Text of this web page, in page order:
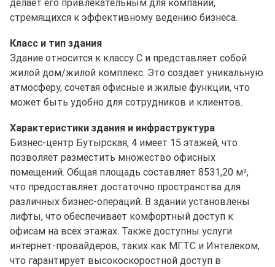
стремящихся к эффективному ведению бизнеса.
Класс и тип здания
Здание относится к классу C и представляет собой
жилой дом/жилой комплекс. Это создает уникальную
атмосферу, сочетая офисные и жилые функции, что
может быть удобно для сотрудников и клиентов.
Характеристики здания и инфраструктура
Бизнес-центр Бутырская, 4 имеет 15 этажей, что
позволяет разместить множество офисных
помещений. Общая площадь составляет 8531,20 м²,
что предоставляет достаточно пространства для
различных бизнес-операций. В здании установлены
лифты, что обеспечивает комфортный доступ к
офисам на всех этажах. Также доступны услуги
интернет-провайдеров, таких как МГТС и Интелеком,
что гарантирует высокоскоростной доступ в